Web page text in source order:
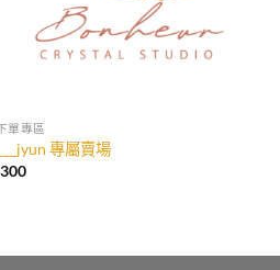
單專區
專屬賣場
300